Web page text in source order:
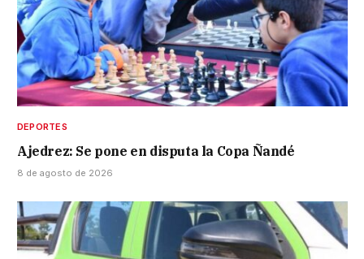
DEPORTES
Ajedrez: Se pone en disputa la Copa Ñandé
8 de agosto de 2026